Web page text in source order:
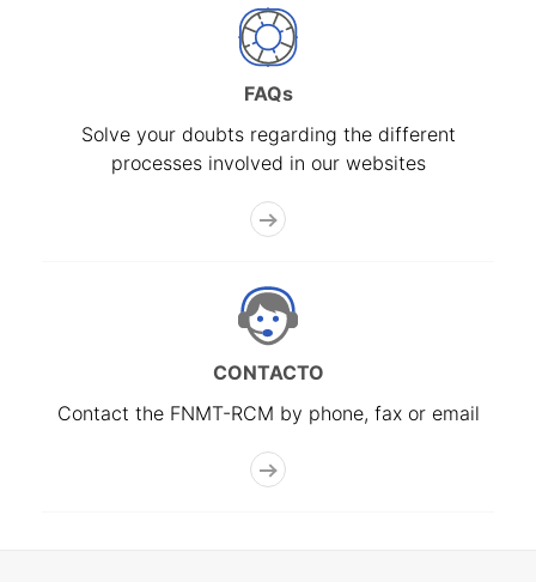
FAQs
Solve your doubts regarding the different
processes involved in our websites
CONTACTO
Contact the FNMT-RCM by phone, fax or email